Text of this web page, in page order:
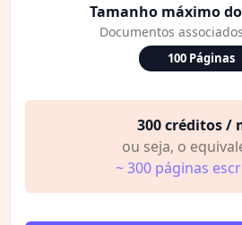
Tamanho máximo
Documentos
100 Páginas
300 créditos /
ou seja, o
~ 300 páginas